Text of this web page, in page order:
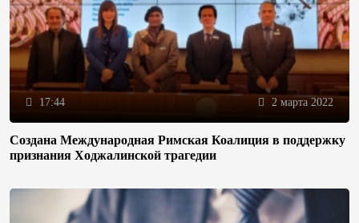
17:44 2 марта 2022
Создана Международная Римская Коалиция в поддержку
признания Ходжалинской трагедии